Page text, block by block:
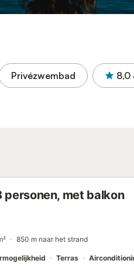
Privézwembad 8,0
met balkon
850 m naar het strand
Terras